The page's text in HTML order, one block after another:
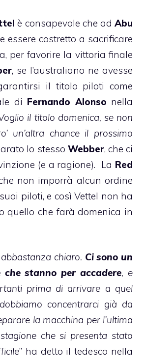
è consapevole che adAbu
essere costretto a sacrificare
per favorire la vittoria finale
, se l’australiano ne avesse
il titolo piloti come
di Fernando Alonso nella
il titolo domenica, se non
un’altra chance il prossimo
lo stesso Webber, che ci
(e a ragione). La Red
non imporrà alcun ordine
piloti, e così Vettel non ha
quello che farà domenica in
chiaro. Ci sono un
che stanno per accadere, e
prima di arrivare a quel
concentrarci già da
la macchina per l’ultima
che si presenta stato
” ha detto il tedesco nella